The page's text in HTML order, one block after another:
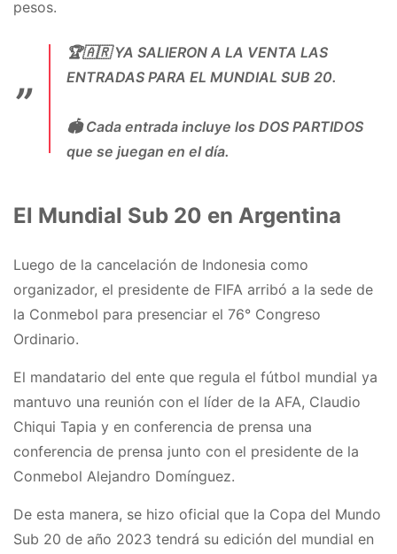
pesos.
🏆🇦🇷 YA SALIERON A LA VENTA LAS
ENTRADAS PARA EL MUNDIAL SUB 20.
🏟️ Cada entrada incluye los DOS PARTIDOS
que se juegan en el día.
$8000 por día (dos partidos).
— Sudanalytics (@sudanalytics_)May 13,
2023
El Mundial Sub 20 en Argentina
Luego de la cancelación de Indonesia como
organizador, el presidente de FIFA arribó a la sede de
la Conmebol para presenciar el 76° Congreso
Ordinario.
El mandatario del ente que regula el fútbol mundial ya
mantuvo una reunión con el líder de la AFA, Claudio
Chiqui Tapia y en conferencia de prensa una
conferencia de prensa junto con el presidente de la
Conmebol Alejandro Domínguez.
De esta manera, se hizo oficial que la Copa del Mundo
Sub 20 de año 2023 tendrá su edición del mundial en